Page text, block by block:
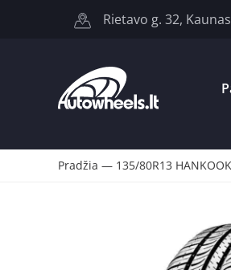
Rietavo g. 32,
Pradžia — 135/80R13